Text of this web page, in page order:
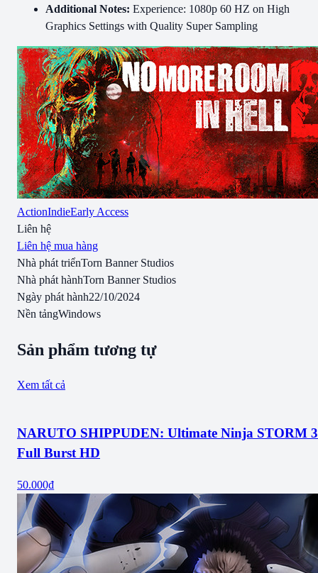
Additional Notes: Experience: 1080p 60 HZ on High
Graphics Settings with Quality Super Sampling
ActionIndieEarly Access
Liên hệ
Liên hệ mua hàng
Nhà phát triểnTorn Banner Studios
Nhà phát hànhTorn Banner Studios
Ngày phát hành22/10/2024
Nền tảngWindows
Sản phẩm tương tự
Xem tất cả
NARUTO SHIPPUDEN: Ultimate Ninja STORM 3
Full Burst HD
50.000₫